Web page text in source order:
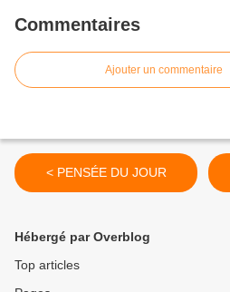
Commentaires
Ajouter un commentaire
< PENSÉE DU JOUR
Hébergé par Overblog
Top articles